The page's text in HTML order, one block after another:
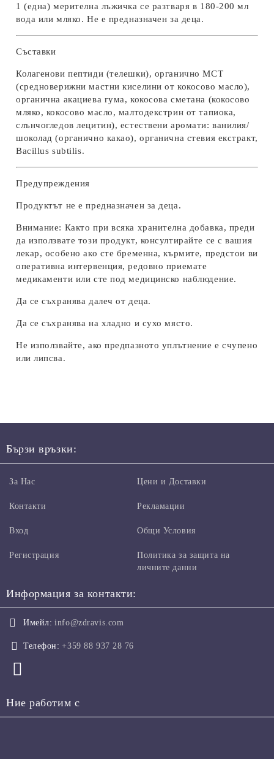
1 (една) мерителна лъжичка се разтваря в 180-200 мл
вода или мляко. Не е предназначен за деца.
Съставки
Колагенови пептиди (телешки), органично MCT
(средноверижни мастни киселини от кокосово масло),
органична акациева гума, кокосова сметана (кокосово
мляко, кокосово масло, малтодекстрин от тапиока,
слънчогледов лецитин), естествени аромати: ванилия/
шоколад (органично какао), органична стевия екстракт,
Bacillus subtilis.
Предупреждения
Продуктът не е предназначен за деца.
Внимание: Както при всяка хранителна добавка, преди
да използвате този продукт, консултирайте се с вашия
лекар, особено ако сте бременна, кърмите, предстои ви
оперативна интервенция, редовно приемате
медикаменти или сте под медицинско наблюдение.
Да се съхранява далеч от деца.
Да се ​​съхранява на хладно и сухо място.
Не използвайте, ако предпазното уплътнение е счупено
или липсва.
Бързи връзки:
За Нас
Контакти
Вход
Регистрация
Цени и Доставки
Рекламации
Общи Условия
Политика за защита на
личните данни
Информация за контакти:
Имейл: info@zdravis.com
Телефон: +359 88 937 28 76
Ние работим с